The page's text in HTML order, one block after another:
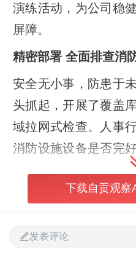
演练活动，为公司稳
屏障。
精密部署 全面排查消
安全无小事，防患于
头抓起，开展了覆盖
域拉网式检查。人事
消防设施设备是否完
栓、烟感报警器、应
等）、安全出口和疏
放易燃易爆物等方面
下载自贡观察
发表评论